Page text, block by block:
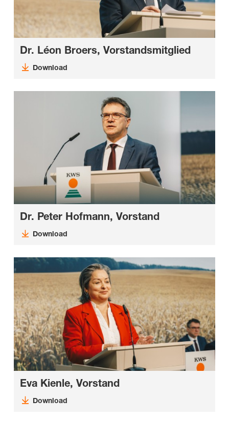
Dr. Léon Broers, Vorstandsmitglied
Download
Dr. Peter Hofmann, Vorstand
Download
Eva Kienle, Vorstand
Download